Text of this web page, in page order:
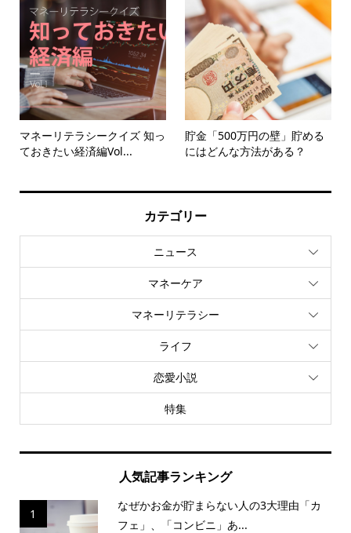
マネーリテラシークイズ 知っ
ておきたい経済編Vol...
貯金「500万円の壁」貯める
にはどんな方法がある？
カテゴリー
ニュース
マネーケア
マネーリテラシー
ライフ
恋愛小説
特集
人気記事ランキング
1
なぜかお金が貯まらない人の3大理由「カ
フェ」、「コンビニ」あ...